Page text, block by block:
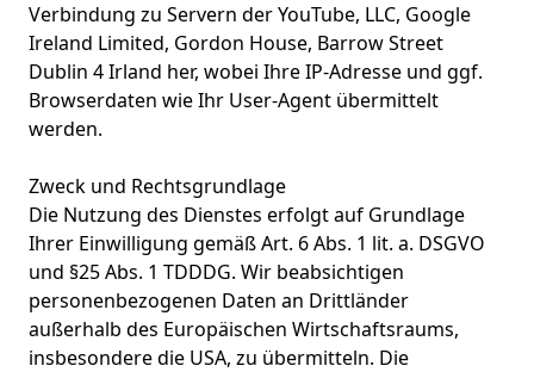
Verbindung zu Servern der YouTube, LLC, Google
Ireland Limited, Gordon House, Barrow Street
Dublin 4 Irland her, wobei Ihre IP-Adresse und ggf.
Browserdaten wie Ihr User-Agent übermittelt
werden.
Zweck und Rechtsgrundlage
Die Nutzung des Dienstes erfolgt auf Grundlage
Ihrer Einwilligung gemäß Art. 6 Abs. 1 lit. a. DSGVO
und §25 Abs. 1 TDDDG. Wir beabsichtigen
personenbezogenen Daten an Drittländer
außerhalb des Europäischen Wirtschaftsraums,
insbesondere die USA, zu übermitteln. Die